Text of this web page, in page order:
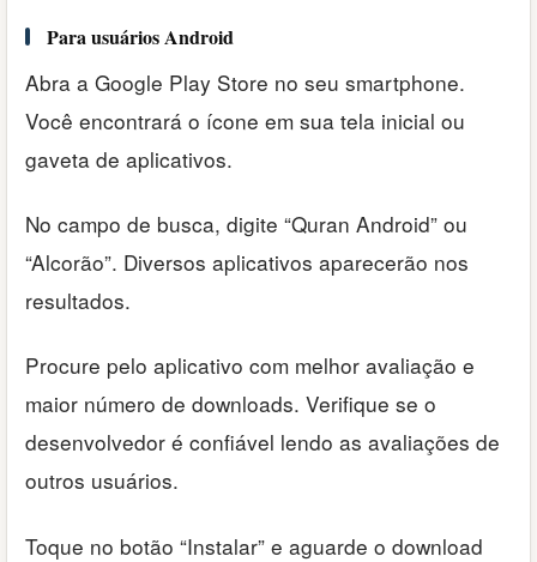
Para usuários Android
Abra a Google Play Store no seu smartphone.
Você encontrará o ícone em sua tela inicial ou
gaveta de aplicativos.
No campo de busca, digite “Quran Android” ou
“Alcorão”. Diversos aplicativos aparecerão nos
resultados.
Procure pelo aplicativo com melhor avaliação e
maior número de downloads. Verifique se o
desenvolvedor é confiável lendo as avaliações de
outros usuários.
Toque no botão “Instalar” e aguarde o download